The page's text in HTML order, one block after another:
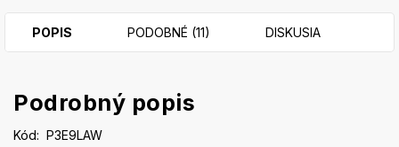
POPIS PODOBNÉ (11) DISKUSIA
Podrobný popis
Kód: P3E9LAW